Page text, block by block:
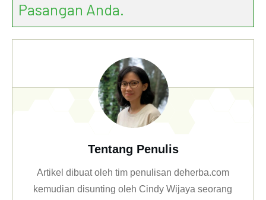
Bawang Merah Kikis Kolesterol Jahat
Pasangan Anda.
Tentang Penulis
Artikel dibuat oleh tim penulisan deherba.com
kemudian disunting oleh Cindy Wijaya seorang